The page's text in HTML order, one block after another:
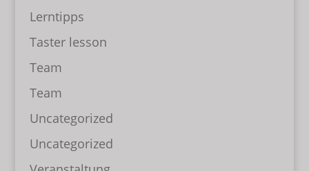
Lerntipps
Taster lesson
Team
Team
Uncategorized
Uncategorized